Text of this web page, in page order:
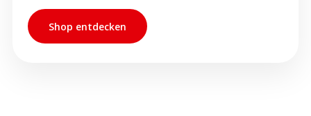
Shop entdecken